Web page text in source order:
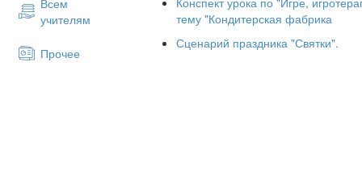
Всем
учителям
Прочее
Сладкие, духмяные,
-Как вы думаете, почему мы начали
тему "Кондитерская фабрика
Сценарий праздника "Святки".